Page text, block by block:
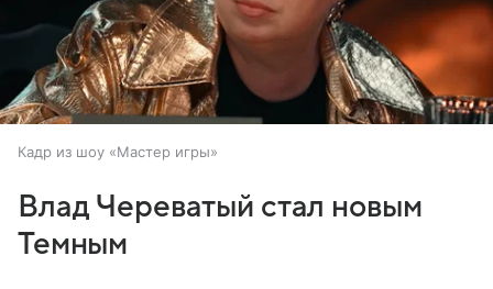
Кадр из шоу «Мастер игры»
Влад Череватый стал новым
Темным